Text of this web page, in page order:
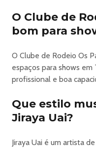
Com rodeio, estrutura
inesquecível, é o
Prepare seu chapéu e
Classificação etária:
* Menor de 16 anos
* Setores Open Bar
O Clube de
bom para
O Clube de Rodeio Os
espaços para shows em
profissional e boa
Que estilo
Jiraya Uai?
Jiraya Uai é um artista